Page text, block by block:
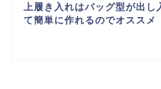
上履き入れはバッグ型が出し
て簡単に作れるのでオススメ